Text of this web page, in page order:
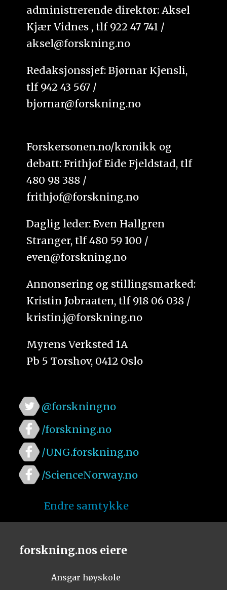
administrerende direktør: Aksel
Kjær Vidnes , tlf 922 47 741 /
aksel@forskning.no
Redaksjonssjef: Bjørnar Kjensli,
tlf 942 43 567 /
bjornar@forskning.no
Forskersonen.no/kronikk og
debatt: Frithjof Eide Fjeldstad, tlf
480 98 388 /
frithjof@forskning.no
Daglig leder: Even Hallgren
Stranger, tlf 480 59 100 /
even@forskning.no
Annonsering og stillingsmarked:
Kristin Jobraaten, tlf 918 06 038 /
kristin.j@forskning.no
Myrens Verksted 1A
Pb 5 Torshov, 0412 Oslo
@forskningno
/forskning.no
/UNG.forskning.no
/ScienceNorway.no
Endre samtykke
forskning.nos eiere
Ansgar høyskole